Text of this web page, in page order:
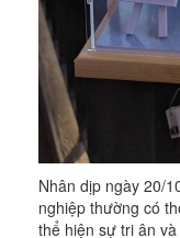
Nhân dịp ngày 20/
nghiệp thường có
thể hiện sự tri ân